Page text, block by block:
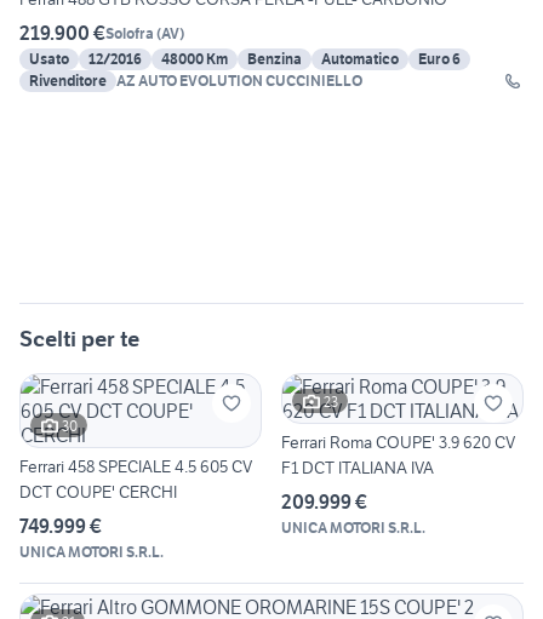
219.900 €Solofra (AV)
Usato
12/2016 48000 Km Benzina Automatico
Euro 6
Rivenditore AZ AUTO EVOLUTION CUCCINIELLO
Scelti per te
30
Ferrari 458 SPECIALE 4.5 605 CV
DCT COUPE' CERCHI
749.999 €
UNICA MOTORI S.R.L.
23
Ferrari Roma COUPE' 3.9 620 CV
F1 DCT ITALIANA IVA
209.999 €
UNICA MOTORI S.R.L.